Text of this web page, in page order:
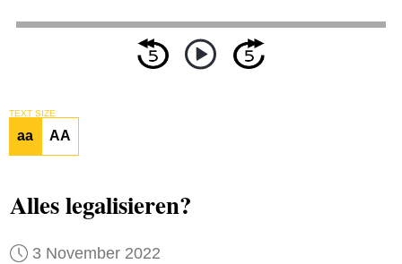
TEXT SIZE
aa AA
Alles legalisieren?
3 November 2022